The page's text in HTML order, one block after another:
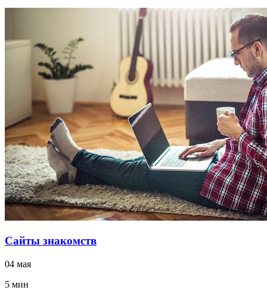
Сайты знакомств
04 мая
5 мин